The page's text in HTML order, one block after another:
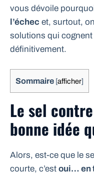
vous dévoile
l’échec et, surtout,
solutions qui
définitivement.
Sommaire [afficher]
Le sel
bonne idée
Alors, est-ce que le
courte, c’est oui… en